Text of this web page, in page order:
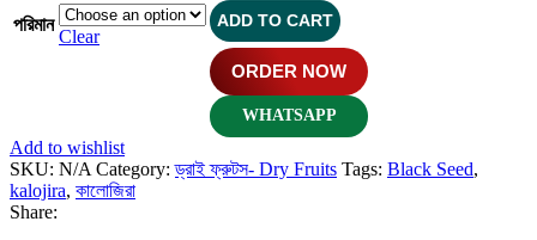
পরিমান
Clear
ADD TO CART
ORDER NOW
WHATSAPP
Add to wishlist
SKU: N/A Category: ড্রাই ফ্রুটস- Dry Fruits Tags: Black Seed,
kalojira, কালোজিরা
Share: